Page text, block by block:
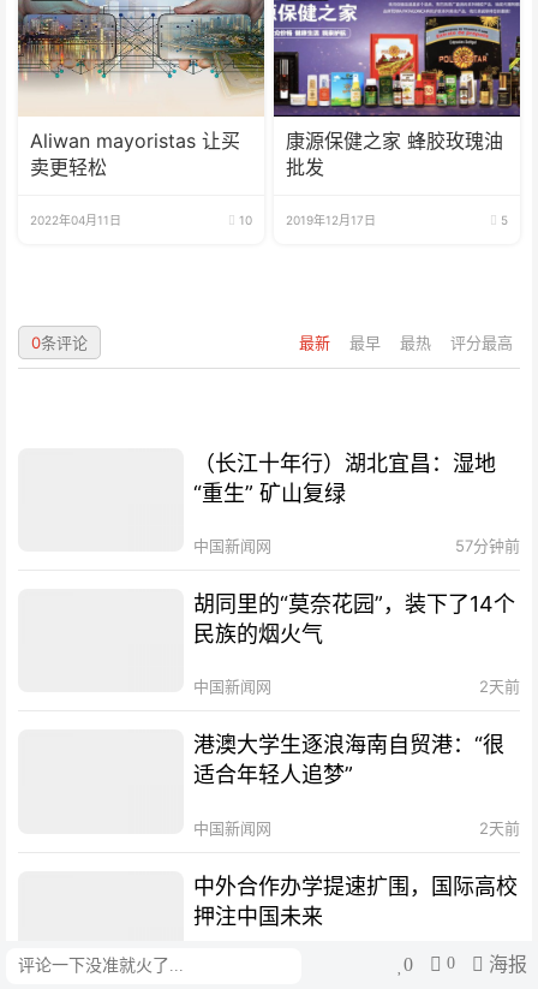
Aliwan mayoristas 让买
卖更轻松
2022年04月11日 10
康源保健之家 蜂胶玫瑰油
批发
2019年12月17日 5
评论 0 0 海报
最新 最早 最热 评分最高
0条评论
（长江十年行）湖北宜昌：湿地
“重生” 矿山复绿
中国新闻网 57分钟前
胡同里的“莫奈花园”，装下了14个
民族的烟火气
中国新闻网 2天前
港澳大学生逐浪海南自贸港：“很
适合年轻人追梦”
中国新闻网 2天前
中外合作办学提速扩围，国际高校
押注中国未来
2天前